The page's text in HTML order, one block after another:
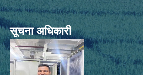
सूचना अधिकारी